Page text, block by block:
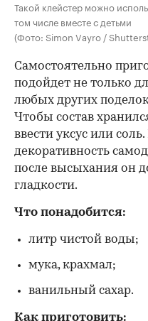
Такой клейстер можно
том числе вместе с детьми
(Фото: Simon Vayro /
Самостоятельно
подойдет не только
любых других
Чтобы состав
ввести уксус или
декоративность
после высыхания он
гладкости.
Что понадобится:
литр чистой воды;
мука, крахмал;
ванильный сахар.
Как приготовить: